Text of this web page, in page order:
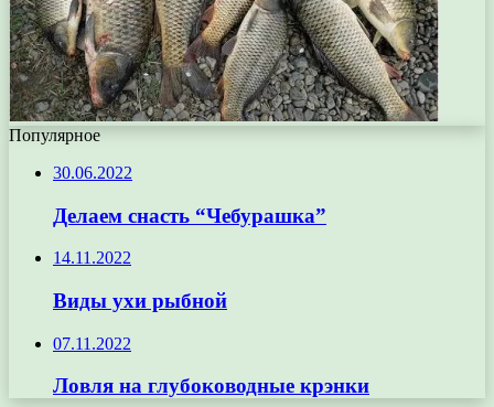
Популярное
30.06.2022
Делаем снасть “Чебурашка”
14.11.2022
Виды ухи рыбной
07.11.2022
Ловля на глубоководные крэнки